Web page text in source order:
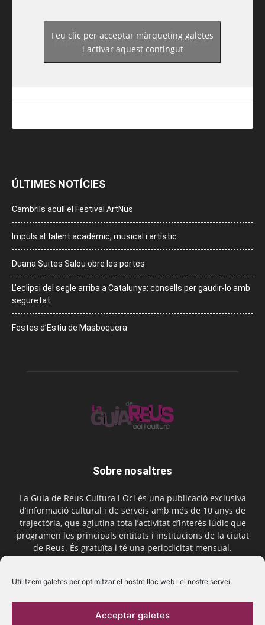
Utilitzem galetes per optimitzar el nostre lloc web i el nostre servei.
Acceptar galetes
https://www.facebook.com/guiadereus/
Feu clic per acceptar màrqueting galetes
i activar aquest contingut
ÚLTIMES NOTÍCIES
Cambrils acull el Festival ArtNus
Impuls al talent acadèmic, musical i artístic
Duana Suites Salou obre les portes
L’eclipsi del segle arriba a Catalunya: consells per gaudir-lo amb
seguretat
Festes d’Estiu de Masboquera
Sobre nosaltres
La Guia de Reus Cultura i Oci és una publicació exclusiva
d’informació cultural i de serveis amb més de 10 anys de
trajectòria, que aglutina tota l’activitat d’interès lúdic que
programen les principals entitats i institucions de la ciutat
de Reus. És gratuïta i té una periodicitat mensual.
Segueix-nos